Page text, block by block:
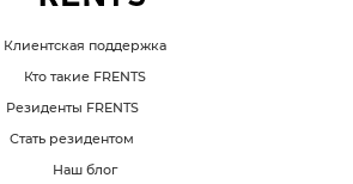
Клиентская поддержка
Кто такие FRENTS
Резиденты FRENTS
Стать резидентом
Наш блог